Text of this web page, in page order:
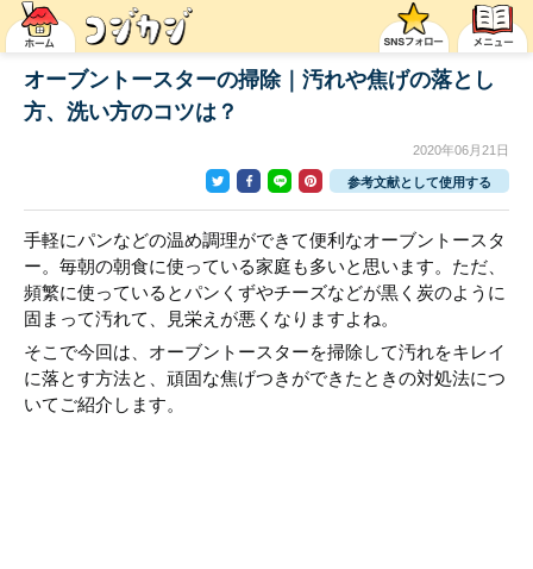
オーブントースターの掃除｜汚れや焦げの落とし
方、洗い方のコツは？
2020年06月21日
参考文献として使用する
手軽にパンなどの温め調理ができて便利なオーブントースタ
ー。毎朝の朝食に使っている家庭も多いと思います。ただ、
頻繁に使っているとパンくずやチーズなどが黒く炭のように
固まって汚れて、見栄えが悪くなりますよね。
そこで今回は、オーブントースターを掃除して汚れをキレイ
に落とす方法と、頑固な焦げつきができたときの対処法につ
いてご紹介します。